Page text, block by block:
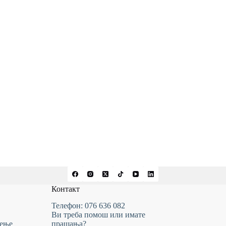
Контакт
Телефон: 076 636 082
Ви треба помош или имате
прашања?